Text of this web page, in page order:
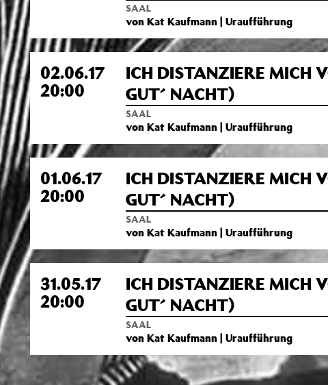
SAAL
von Kat Kaufmann | Uraufführung
02.06.17
20:00
ICH DISTANZIERE MICH
GUT´ NACHT)
SAAL
von Kat Kaufmann | Uraufführung
01.06.17
20:00
ICH DISTANZIERE MICH
GUT´ NACHT)
SAAL
von Kat Kaufmann | Uraufführung
31.05.17
20:00
ICH DISTANZIERE MICH
GUT´ NACHT)
SAAL
von Kat Kaufmann | Uraufführung